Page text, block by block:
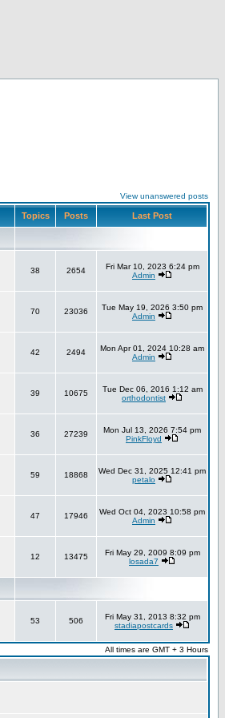
View unanswered posts
Topics Posts Last Post
38 2654
Fri Mar 10, 2023 6:24 pm
Admin
70 23036
Tue May 19, 2026 3:50 pm
Admin
42 2494
Mon Apr 01, 2024 10:28 am
Admin
39 10675
Tue Dec 06, 2016 1:12 am
orthodontist
36 27239
Mon Jul 13, 2026 7:54 pm
PinkFloyd
59 18868
Wed Dec 31, 2025 12:41 pm
petalo
47 17946
Wed Oct 04, 2023 10:58 pm
Admin
12 13475
Fri May 29, 2009 8:09 pm
losada7
53 506
Fri May 31, 2013 8:32 pm
stadiapostcards
All times are GMT + 3 Hours